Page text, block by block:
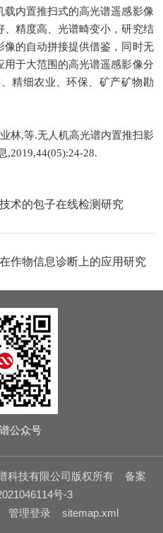
内置推扫式的高光谱遥感影像
精度高、光谱畸变小，研究结
的自动拼接提供借鉴，同时无
用于大范围的高光谱遥感影像分
精细农业、环保、矿产矿物勘
林,等.无人机高光谱内置推扫影
,2019,44(05):24-28.
术的包子在线检测研究
作物信息诊断上的应用研究
公众号
科技有限公司版权所有 备案
号-3
管理登录 sitemap.xml